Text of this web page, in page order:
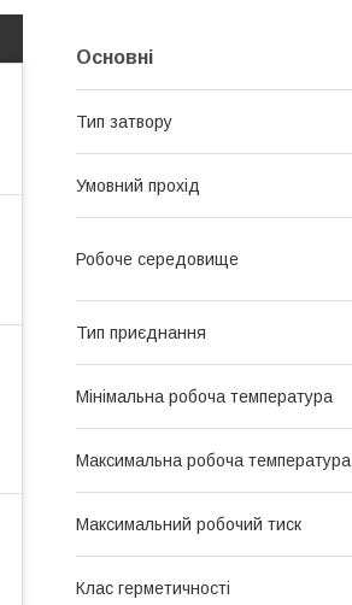
Основні
Тип затвору
Умовний прохід
Робоче середовище
Тип приєднання
Мінімальна робоча температура
Максимальна робоча температура
Максимальний робочий тиск
Клас герметичності